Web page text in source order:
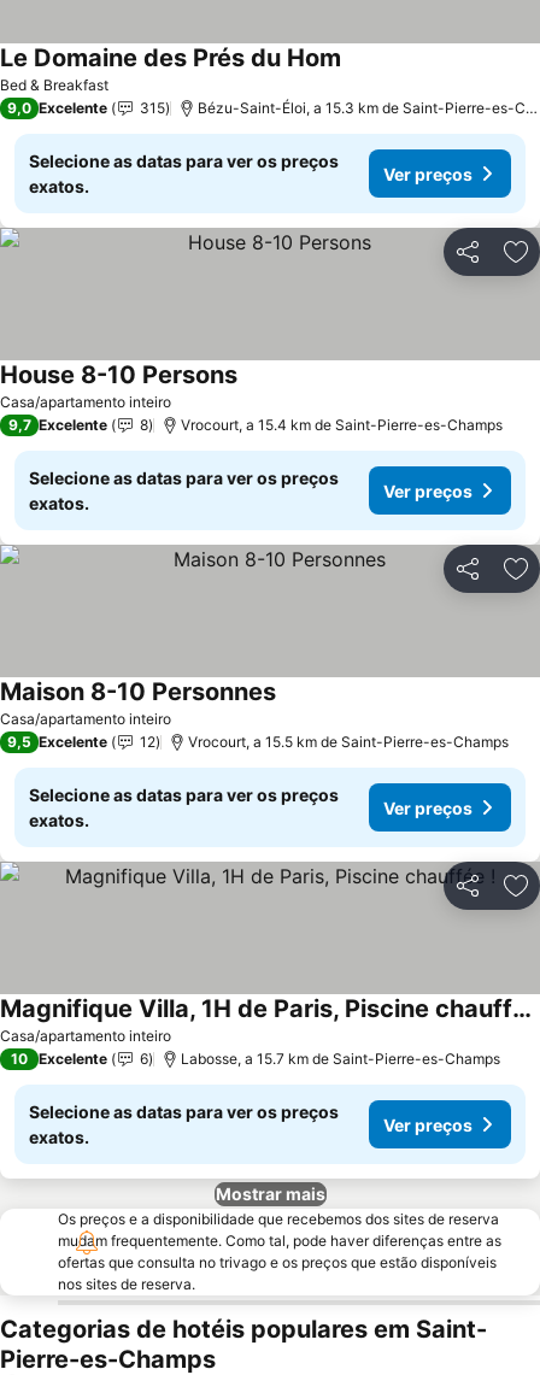
Bed & Breakfast
Le Domaine des Prés du Hom
9,0 Excelente 315 Bézu-Saint-Éloi, a 15.3 km de Saint-Pierre-es-Champs
Selecione as datas para ver os preços
exatos.
Ver preços
Partilhar
Casa/apartamento inteiro
House 8-10 Persons
9,7 Excelente 8 Vrocourt, a 15.4 km de Saint-Pierre-es-Champs
Selecione as datas para ver os preços
exatos.
Ver preços
Partilhar
Casa/apartamento inteiro
Maison 8-10 Personnes
9,5 Excelente 12 Vrocourt, a 15.5 km de Saint-Pierre-es-Champs
Selecione as datas para ver os preços
exatos.
Ver preços
Partilhar
Casa/apartamento inteiro
Magnifique Villa, 1H de Paris, Piscine chauffée !
10 Excelente 6 Labosse, a 15.7 km de Saint-Pierre-es-Champs
Selecione as datas para ver os preços
exatos.
Ver preços
Mostrar mais
Os preços e a disponibilidade que recebemos dos sites de reserva
mudam frequentemente. Como tal, pode haver diferenças entre as
ofertas que consulta no trivago e os preços que estão disponíveis
nos sites de reserva.
Categorias de hotéis populares em Saint-
Pierre-es-Champs